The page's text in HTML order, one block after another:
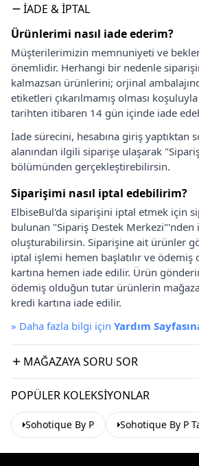
İADE & İPTAL
Ürünlerimi nasıl iade ederim?
Müşterilerimizin memnuniyeti ve
önemlidir. Herhangi bir nedenle
kalmazsan ürünlerini; orjinal
etiketleri çıkarılmamış olması
tarihten itibaren 14 gün içinde iade
İade sürecini, hesabına giriş yaptıktan
alanından ilgili siparişe ulaşarak
bölümünden gerçekleştirebilirsin.
Siparişimi nasıl iptal edebilirim?
ElbiseBul'da siparişini iptal etmek için
bulunan "Sipariş Destek Merkezi"'nden
oluşturabilirsin. Siparişine ait ürünler
iptal işlemi hemen başlatılır ve
kartına hemen iade edilir. Ürün
ödemiş olduğun tutar ürünlerin
kredi kartına iade edilir.
» Daha fazla bilgi için Yardım
MAĞAZAYA SORU SOR
POPÜLER KOLEKSIYONLAR
Sohotique By P Sohotique By P